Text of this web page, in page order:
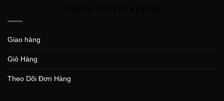
Giao hàng
Giỏ Hàng
Theo Dõi Đơn Hàng